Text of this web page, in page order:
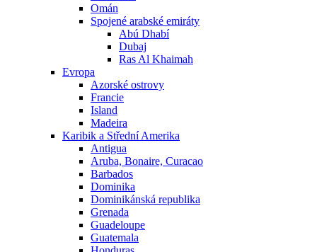
Omán
Spojené arabské emiráty
Abú Dhabí
Dubaj
Ras Al Khaimah
Evropa
Azorské ostrovy
Francie
Island
Madeira
Karibik a Střední Amerika
Antigua
Aruba, Bonaire, Curacao
Barbados
Dominika
Dominikánská republika
Grenada
Guadeloupe
Guatemala